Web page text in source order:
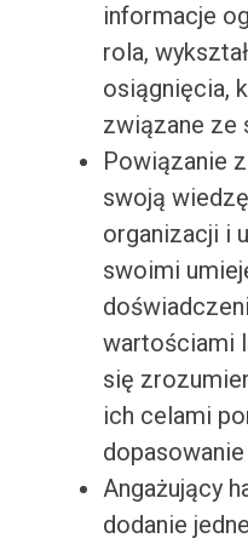
informacje
rola,
osiągnięcia,
związane ze
Powiązanie
swoją
organizacji i
swoimi
wartościami
się
ich celami
Angażujący
dodanie